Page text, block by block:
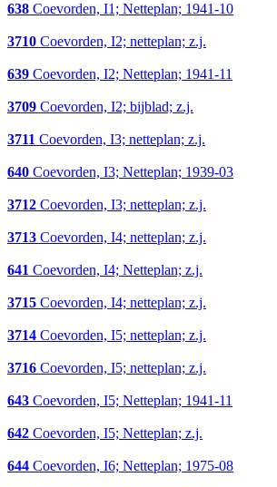
638 Coevorden, I1; Netteplan; 1941-10
3710 Coevorden, I2; netteplan; z.j.
639 Coevorden, I2; Netteplan; 1941-11
3709 Coevorden, I2; bijblad; z.j.
3711 Coevorden, I3; netteplan; z.j.
640 Coevorden, I3; Netteplan; 1939-03
3712 Coevorden, I3; netteplan; z.j.
3713 Coevorden, I4; netteplan; z.j.
641 Coevorden, I4; Netteplan; z.j.
3715 Coevorden, I4; netteplan; z.j.
3714 Coevorden, I5; netteplan; z.j.
3716 Coevorden, I5; netteplan; z.j.
643 Coevorden, I5; Netteplan; 1941-11
642 Coevorden, I5; Netteplan; z.j.
644 Coevorden, I6; Netteplan; 1975-08